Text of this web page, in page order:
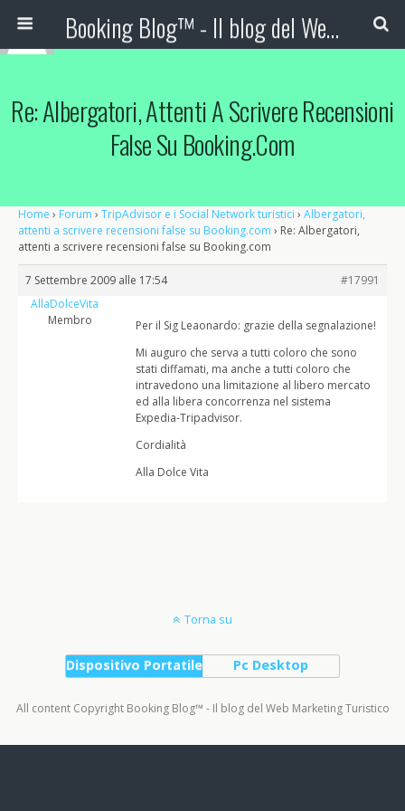
Booking Blog™ - Il blog del Web Marketing Turistico
Re: Albergatori, Attenti A Scrivere Recensioni
False Su Booking.com
Home › Forum › TripAdvisor e i Social Network turistici › Albergatori,
attenti a scrivere recensioni false su Booking.com › Re: Albergatori,
attenti a scrivere recensioni false su Booking.com
7 Settembre 2009 alle 17:54
#17991
AllaDolceVita
Membro
Per il Sig Leaonardo: grazie della segnalazione!
Mi auguro che serva a tutti coloro che sono
stati diffamati, ma anche a tutti coloro che
intravedono una limitazione al libero mercato
ed alla libera concorrenza nel sistema
Expedia-Tripadvisor.
Cordialità
Alla Dolce Vita
Torna su
Dispositivo Portatile Pc Desktop
All content Copyright Booking Blog™ - Il blog del Web Marketing Turistico